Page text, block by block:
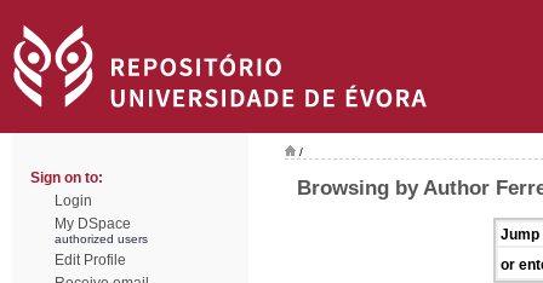
Sign on to:
Login
My DSpace
authorized users
Edit Profile
/
Browsing by Author
Jump
or